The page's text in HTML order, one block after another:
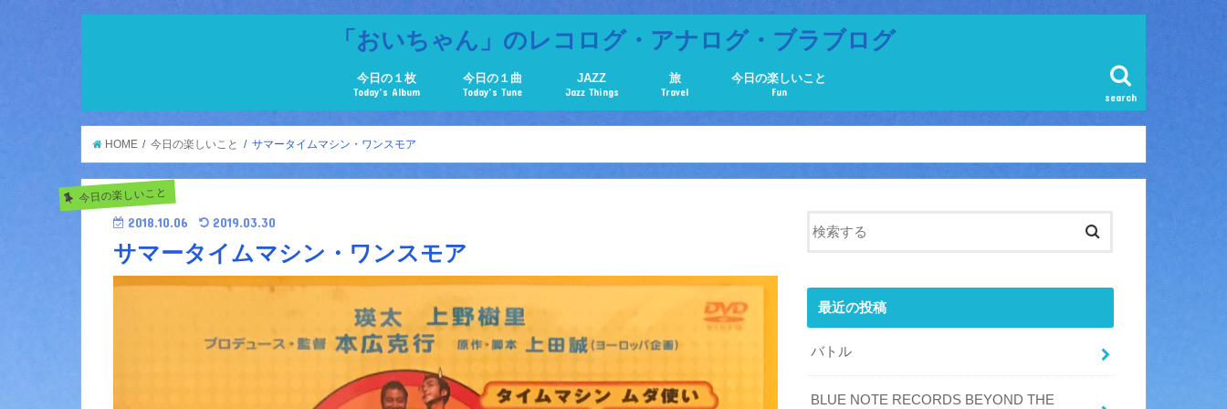
「おいちゃん」のレコログ・アナログ・ブラブログ
search
今日の１枚
Today’s Album
今日の１曲
Today’s Tune
JAZZ
Jazz Things
旅
Travel
今日の楽しいこと
Fun
HOME 今日の楽しいこと サマータイムマシン・ワンスモア
今日の楽しいこと
2018.10.06 2019.03.30
サマータイムマシン・ワンスモア
最近の投稿
バトル
BLUE NOTE RECORDS BEYOND THE